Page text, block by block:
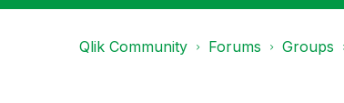
Qlik Community Forums Groups